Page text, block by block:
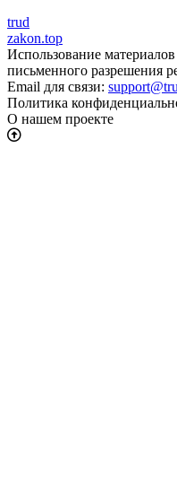
trud
zakon.top
Использование
письменного разрешения
Email для связи:
Политика
О нашем проекте